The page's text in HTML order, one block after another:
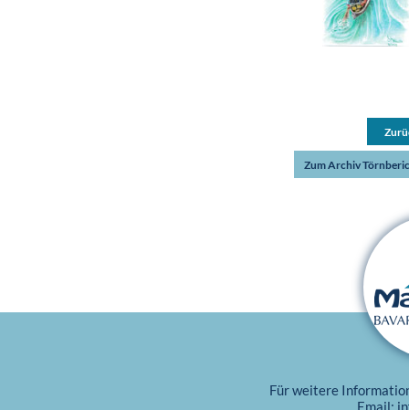
Zum Archiv
Für weitere
Email: